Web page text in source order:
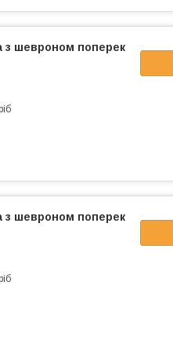
з шевроном поперек
з шевроном поперек